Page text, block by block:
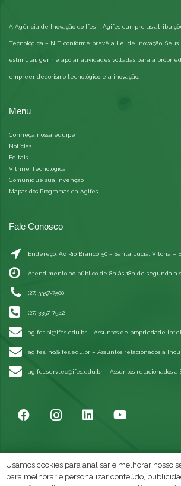
A Agência de Inovação do Ifes – Agifes cumpre as
Tecnológica – NIT, conforme prevê a Lei de Inovação. Seus
estimular, gerir e apoiar atividades voltadas para a
empreendedorismo tecnológico e a inovação.
Menu
Conheça nossa equipe
Notícias
Editais
Vitrine Tecnológica
Comunique sua invenção
Mapas dos Programas da Agifes
Fale Conosco
Endereço: Av. Rio Branco, 50 – Santa Lucia, Vitória –
Atendimento ao público de 8h às 18h de segunda a
(27) 3357-7500
(27) 3357-7542
agifes.pi@ifes.edu.br – Assuntos de propriedade
agifes.inc@ifes.edu.br – Assuntos relacionados a
agifes.servtec@ifes.edu.br – Assuntos relacionados a
Made by
Direitos autorais 2021 | Todos os direitos reservados.
Usamos cookies para analisar e melhorar nosso
para melhorar e personalizar conteúdo,